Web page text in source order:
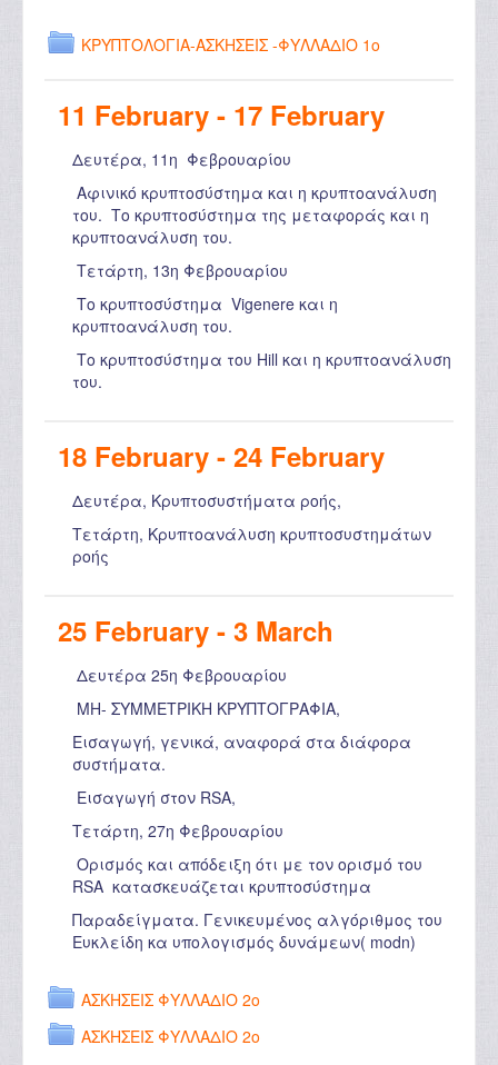
ΚΡΥΠΤΟΛΟΓΙΑ-ΑΣΚΗΣΕΙΣ -ΦΥΛΛΑΔΙΟ 1ο
11 February - 17 February
Δευτέρα, 11η Φεβρουαρίου
Αφινικό κρυπτοσύστημα και η κρυπτοανάλυση
του. Το κρυπτοσύστημα της μεταφοράς και η
κρυπτοανάλυση του.
Τετάρτη, 13η Φεβρουαρίου
Το κρυπτοσύστημα Vigenere και η
κρυπτοανάλυση του.
Το κρυπτοσύστημα του Hill και η κρυπτοανάλυση
του.
18 February - 24 February
Δευτέρα, Κρυπτοσυστήματα ροής,
Τετάρτη, Κρυπτοανάλυση κρυπτοσυστημάτων
ροής
25 February - 3 March
Δευτέρα 25η Φεβρουαρίου
ΜΗ- ΣΥΜΜΕΤΡΙΚΗ ΚΡΥΠΤΟΓΡΑΦΙΑ,
Εισαγωγή, γενικά, αναφορά στα διάφορα
συστήματα.
Εισαγωγή στον RSA,
Τετάρτη, 27η Φεβρουαρίου
Ορισμός και απόδειξη ότι με τον ορισμό του
RSA κατασκευάζεται κρυπτοσύστημα
Παραδείγματα. Γενικευμένος αλγόριθμος του
Ευκλείδη κα υπολογισμός δυνάμεων( modn)
ΑΣΚΗΣΕΙΣ ΦΥΛΛΑΔΙΟ 2ο
ΑΣΚΗΣΕΙΣ ΦΥΛΛΑΔΙΟ 2ο